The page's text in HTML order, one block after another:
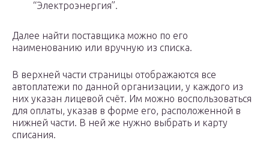
“Электроэнергия”.
Далее найти поставщика можно по его
наименованию или вручную из списка.
В верхней части страницы отображаются все
автоплатежи по данной организации, у каждого из
них указан лицевой счёт. Им можно воспользоваться
для оплаты, указав в форме его, расположенной в
нижней части. В ней же нужно выбрать и карту
списания.